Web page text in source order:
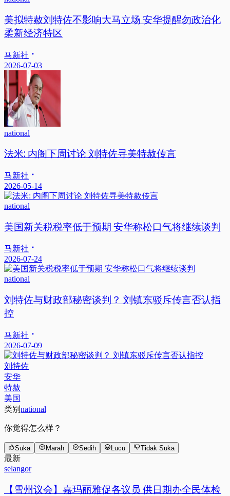
美拟特赦刘特佐不影响大马立场 安华提醒勿政治化
柔新经济特区
马新社
2026-07-03
national
法米: 内阁下周讨论 刘特佐寻美特赦传言
马新社
2026-05-14
national
美国新关税税率低于预期 安华称松口气将继续谈判
马新社
2026-07-24
national
刘特佐与财政部秘密谈判？ 刘镇东驳斥传言否认指
控
马新社
2026-07-09
刘特佐
安华
特赦
美国
类别 national
你觉得怎么样？
Suka Marah Sedih Lucu Tidak Suka
最新
selangor
【雪州议会】嘉玛丽雅促各议员 供日期办全民体检